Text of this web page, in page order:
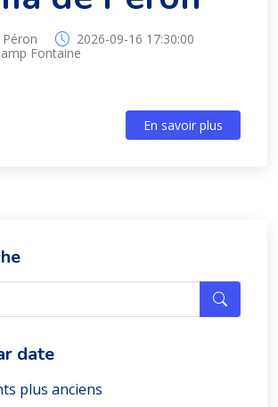
2026-09-16 17:30:00
Fontaine
En savoir plus
date
plus anciens